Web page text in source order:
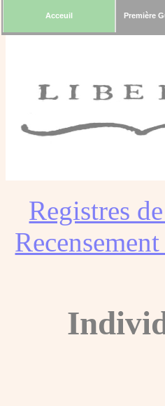
Acceuil Première
Registres